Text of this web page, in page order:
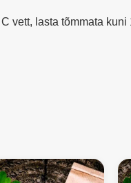
vett, lasta tõmmata kuni